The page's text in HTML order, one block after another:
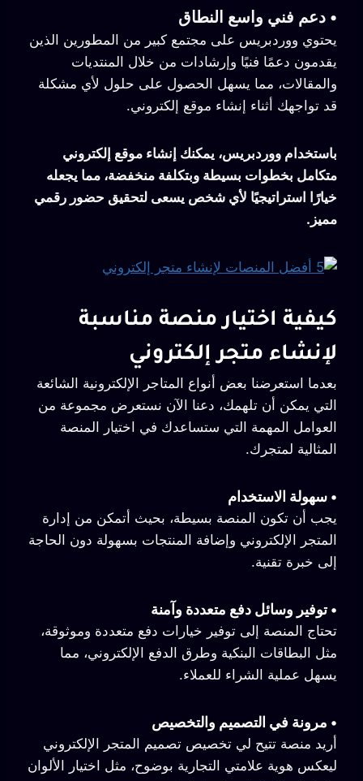
• دعم فني واسع النطاق
يحتوي ووردبريس على مجتمع كبير من المطورين الذين
يقدمون دعمًا فنيًا وإرشادات من خلال المنتديات
والمقالات، مما يسهل الحصول على حلول لأي مشكلة
قد تواجهك أثناء إنشاء موقع إلكتروني.
باستخدام ووردبريس، يمكنك إنشاء موقع إلكتروني
متكامل بخطوات بسيطة وبتكلفة منخفضة، مما يجعله
خيارًا استراتيجيًا لأي شخص يسعى لتحقيق حضور رقمي
مميز.
كيفية اختيار منصة مناسبة
لإنشاء متجر إلكتروني
بعدما استعرضنا بعض أنواع المتاجر الإلكترونية الشائعة
التي يمكن أن تلهمك، دعنا الآن نستعرض مجموعة من
العوامل المهمة التي ستساعدك في اختيار المنصة
المثالية لمتجرك.
• سهولة الاستخدام
يجب أن تكون المنصة بسيطة، بحيث أتمكن من إدارة
المتجر الإلكتروني وإضافة المنتجات بسهولة دون الحاجة
إلى خبرة تقنية.
•توفير وسائل دفع متعددة وآمنة
تحتاج المنصة إلى توفير خيارات دفع متعددة وموثوقة،
مثل البطاقات البنكية وطرق الدفع الإلكتروني، مما
يسهل عملية الشراء للعملاء.
• مرونة في التصميم والتخصيص
أريد منصة تتيح لي تخصيص تصميم المتجر الإلكتروني
ليعكس هوية علامتي التجارية بوضوح، مثل اختيار الألوان